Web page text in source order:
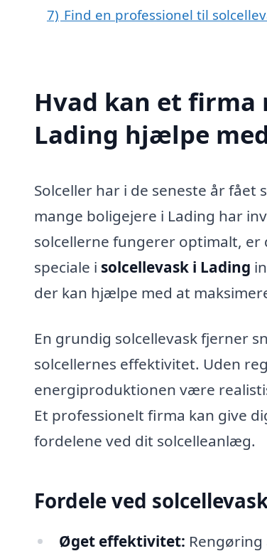
7) Find en professionel til
Hvad kan et firma
Lading hjælpe
Solceller har i de seneste år
mange boligejere i Lading har
solcellerne fungerer optimalt,
speciale i solcellevask i Lading
der kan hjælpe med at
En grundig solcellevask fjerner
solcellernes effektivitet. Uden
energiproduktionen være
Et professionelt firma kan give
fordelene ved dit solcelleanlæg.
Fordele ved
Øget effektivitet: